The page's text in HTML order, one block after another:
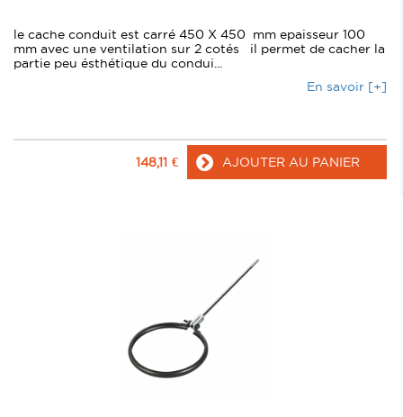
le cache conduit est carré 450 X 450 mm epaisseur 100
mm avec une ventilation sur 2 cotés il permet de cacher la
partie peu ésthétique du condui...
En savoir [+]
148,11 € AJOUTER AU PANIER